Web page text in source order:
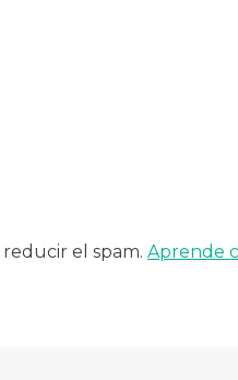
reducir el spam. Aprende